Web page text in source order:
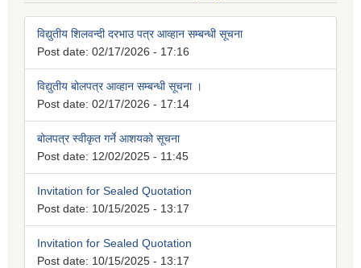
विद्युतीय शिलवन्दी दरभाउ पत्र आव्हान सम्बन्धी सूचना
Post date: 02/17/2026 - 17:16
विद्युतीय बोलपत्र आव्हान सम्बन्धी सूचना ।
Post date: 02/17/2026 - 17:14
बोलपत्र स्वीकृत गर्ने आशयको सूचना
Post date: 12/02/2025 - 11:45
Invitation for Sealed Quotation
Post date: 10/15/2025 - 13:17
Invitation for Sealed Quotation
Post date: 10/15/2025 - 13:17